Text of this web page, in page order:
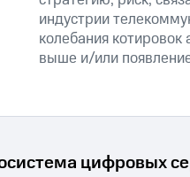
индустрии
колебания
выше и/или
цифровых